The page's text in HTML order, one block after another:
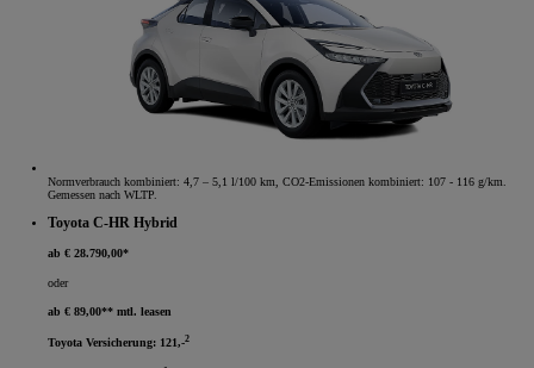
Normverbrauch kombiniert: 4,7 – 5,1 l/100 km, CO2-Emissionen kombiniert: 107 - 116 g/km.
Gemessen nach WLTP.
Toyota C-HR Hybrid
ab € 28.790,00*
oder
ab € 89,00** mtl. leasen
Toyota Versicherung: 121,-2